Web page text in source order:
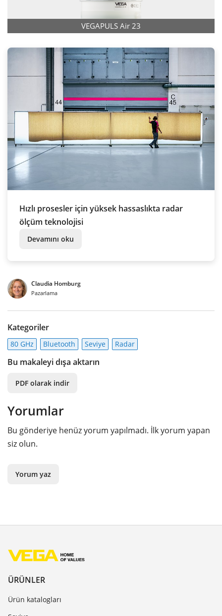
VEGAPULS Air 23
Hızlı prosesler için yüksek hassaslıkta radar
ölçüm teknolojisi
Devamını oku
Claudia Homburg
Pazarlama
Kategoriler
80 GHz Bluetooth Seviye Radar
Bu makaleyi dışa aktarın
PDF olarak indir
Yorumlar
Bu gönderiye henüz yorum yapılmadı. İlk yorum yapan
siz olun.
Yorum yaz
ÜRÜNLER
Ürün katalogları